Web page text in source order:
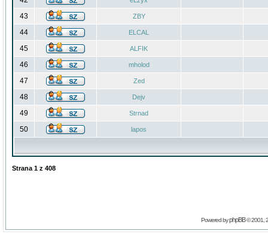
43 ZBY
44 ELCAL
45 ALFIK
46 mholod
47 Zed
48 Dejv
49 Strnad
50 lapos
Strana 1 z 408
Powered byphpBB© 2001,